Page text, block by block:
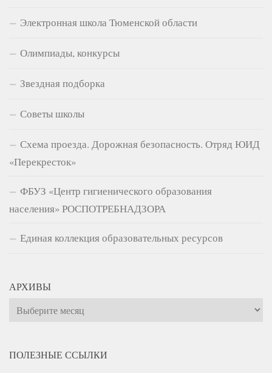
Электронная школа Тюменской области
Олимпиады, конкурсы
Звездная подборка
Советы школы
Схема проезда. Дорожная безопасность. Отряд ЮИД
«Перекресток»
ФБУЗ «Центр гигиенического образования
населения» РОСПОТРЕБНАДЗОРА
Единая коллекция образовательных ресурсов
АРХИВЫ
Архивы
ПОЛЕЗНЫЕ ССЫЛКИ